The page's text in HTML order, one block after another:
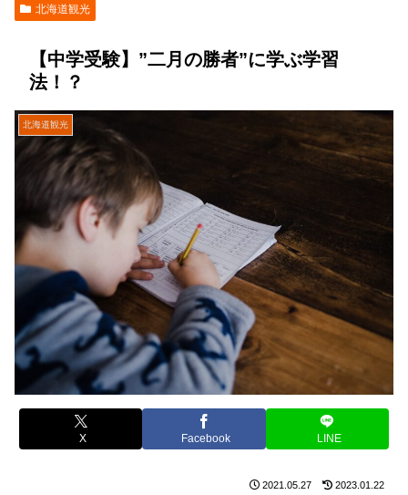
北海道観光
【中学受験】”二月の勝者”に学ぶ学習
法！？
北海道観光
X Facebook LINE
2021.05.27 2023.01.22